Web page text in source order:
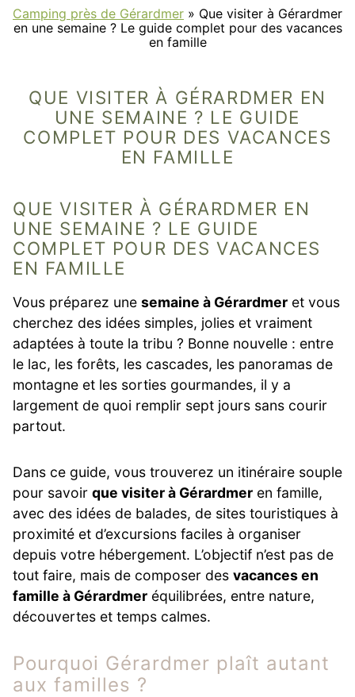
Camping près de Gérardmer » Que visiter à Gérardmer
en une semaine ? Le guide complet pour des vacances
en famille
QUE VISITER À GÉRARDMER EN
UNE SEMAINE ? LE GUIDE
COMPLET POUR DES VACANCES
EN FAMILLE
QUE VISITER À GÉRARDMER EN
UNE SEMAINE ? LE GUIDE
COMPLET POUR DES VACANCES
EN FAMILLE
Vous préparez une semaine à Gérardmer et vous
cherchez des idées simples, jolies et vraiment
adaptées à toute la tribu ? Bonne nouvelle : entre
le lac, les forêts, les cascades, les panoramas de
montagne et les sorties gourmandes, il y a
largement de quoi remplir sept jours sans courir
partout.
Dans ce guide, vous trouverez un itinéraire souple
pour savoir que visiter à Gérardmer en famille,
avec des idées de balades, de sites touristiques à
proximité et d’excursions faciles à organiser
depuis votre hébergement. L’objectif n’est pas de
tout faire, mais de composer des vacances en
famille à Gérardmer équilibrées, entre nature,
découvertes et temps calmes.
Pourquoi Gérardmer plaît autant
aux familles ?